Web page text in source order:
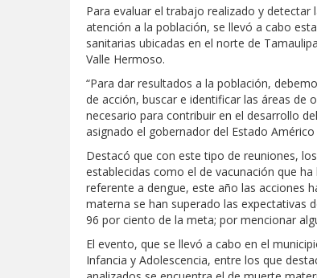
Para evaluar el trabajo realizado y
atención a la población, se llevó a cabo
sanitarias ubicadas en el norte de
Valle Hermoso.
“Para dar resultados a la población,
de acción, buscar e identificar las áreas de
necesario para contribuir en el desarrollo
asignado el gobernador del Estado
Destacó que con este tipo de reuniones,
establecidas como el de vacunación que
referente a dengue, este año las acciones
materna se han superado las expectativas
96 por ciento de la meta; por mencionar
El evento, que se llevó a cabo en el
Infancia y Adolescencia, entre los que